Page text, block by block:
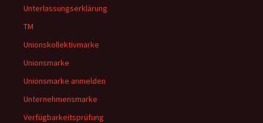
Unterlassungserklärung
TM
Unionskollektivmarke
Unionsmarke
Unionsmarke anmelden
Unternehmensmarke
Verfügbarkeitsprüfung